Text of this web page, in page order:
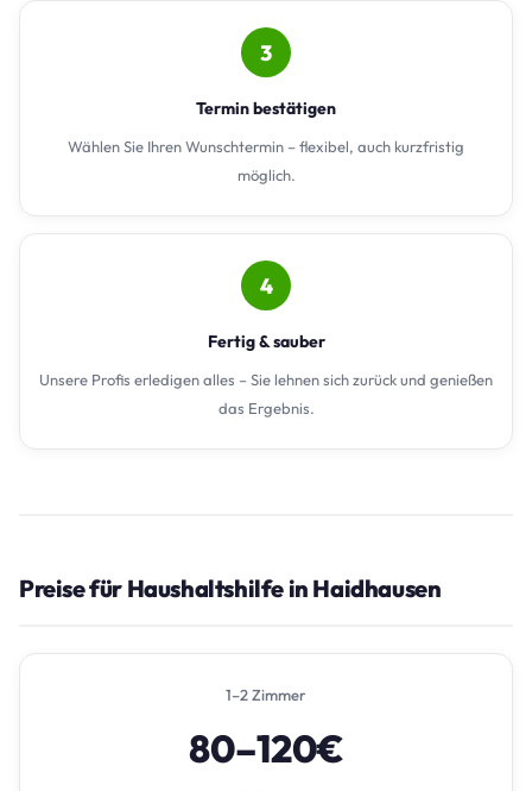
3
Termin bestätigen
Wählen Sie Ihren Wunschtermin – flexibel, auch kurzfristig
möglich.
4
Fertig & sauber
Unsere Profis erledigen alles – Sie lehnen sich zurück und genießen
das Ergebnis.
Preise für Haushaltshilfe in Haidhausen
1–2 Zimmer
80–120€